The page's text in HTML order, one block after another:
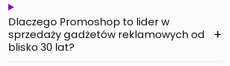
Dlaczego Promoshop to lider w
sprzedaży gadżetów reklamowych od
blisko 30 lat?
+